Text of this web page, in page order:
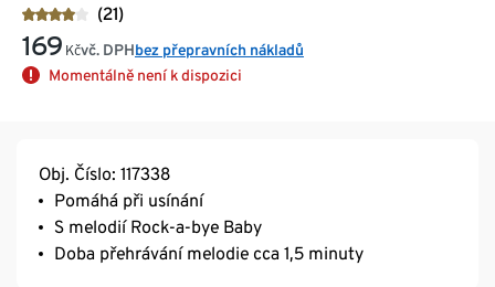
(21)
169 Kčvč. DPHbez přepravních nákladů
Momentálně není k dispozici
Obj. Číslo: 117338
Pomáhá při usínání
S melodií Rock-a-bye Baby
Doba přehrávání melodie cca 1,5 minuty